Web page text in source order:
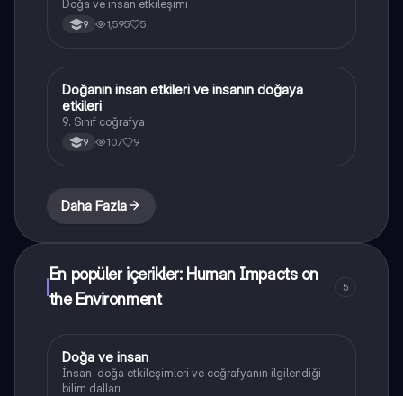
Doğa ve insan etkileşimi
9 1,595 5
Coğrafya
Doğanın insan etkileri ve insanın doğaya
etkileri
9. Sınıf coğrafya
9 107 9
Daha Fazla
En popüler içerikler: Human Impacts on
the Environment
5
Coğrafya
Doğa ve insan
İnsan-doğa etkileşimleri ve coğrafyanın ilgilendiği
bilim dalları